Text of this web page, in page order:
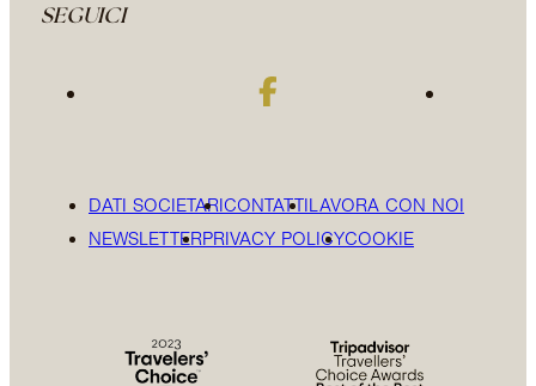
SEGUICI
DATI SOCIETARICONTATTILAVORA CON NOI
NEWSLETTERPRIVACY POLICYCOOKIE